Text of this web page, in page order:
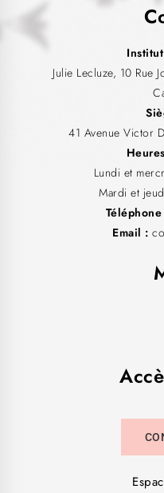
Julie Lecluze, 10 Rue
41 Avenue Victor
Lundi et
Mardi et
Email :